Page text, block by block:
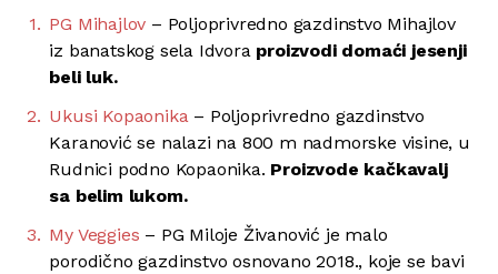
PG Mihajlov – Poljoprivredno gazdinstvo Mihajlov
iz banatskog sela Idvora proizvodi domaći jesenji
beli luk.
Ukusi Kopaonika– Poljoprivredno gazdinstvo
Karanović se nalazi na 800 m nadmorske visine, u
Rudnici podno Kopaonika. Proizvode kačkavalj
sa belim lukom.
My Veggies – PG Miloje Živanović je malo
porodično gazdinstvo osnovano 2018., koje se bavi